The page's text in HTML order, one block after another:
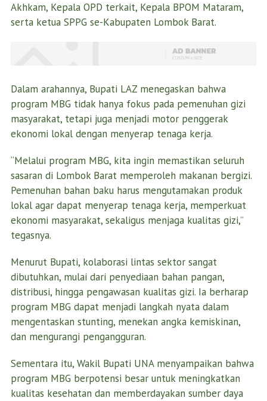
Akhkam, Kepala OPD terkait, Kepala BPOM Mataram,
serta ketua SPPG se-Kabupaten Lombok Barat.
Dalam arahannya, Bupati LAZ menegaskan bahwa
program MBG tidak hanya fokus pada pemenuhan gizi
masyarakat, tetapi juga menjadi motor penggerak
ekonomi lokal dengan menyerap tenaga kerja.
“Melalui program MBG, kita ingin memastikan seluruh
sasaran di Lombok Barat memperoleh makanan bergizi.
Pemenuhan bahan baku harus mengutamakan produk
lokal agar dapat menyerap tenaga kerja, memperkuat
ekonomi masyarakat, sekaligus menjaga kualitas gizi,”
tegasnya.
Menurut Bupati, kolaborasi lintas sektor sangat
dibutuhkan, mulai dari penyediaan bahan pangan,
distribusi, hingga pengawasan kualitas gizi. Ia berharap
program MBG dapat menjadi langkah nyata dalam
mengentaskan stunting, menekan angka kemiskinan,
dan mengurangi pengangguran.
Sementara itu, Wakil Bupati UNA menyampaikan bahwa
program MBG berpotensi besar untuk meningkatkan
kualitas kesehatan dan memberdayakan sumber daya